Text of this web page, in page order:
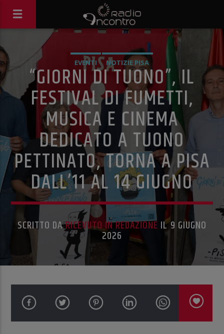
EVENTI NOTIZIE PISA
“GIORNI DI TUONO”, IL
FESTIVAL DI FUMETTI,
MUSICA E CINEMA
DEDICATO A TUONO
PETTINATO, TORNA A PISA
DALL’11 AL 14 GIUGNO
SCRITTO DARICEVUTO IN REDAZIONE IL 9 GIUGNO
2026